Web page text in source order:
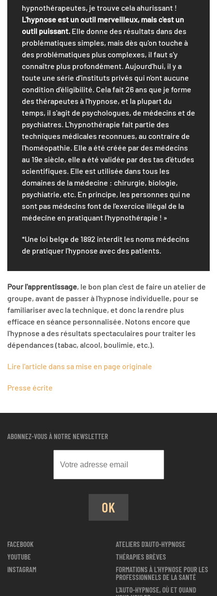
hypnothérapeutes, je trouve cela ahurissant !
L'hypnose est un outil merveilleux, mais c'est un
outil puissant. Elle donne des résultats dans des
problématiques simples, mais dès qu'on touche à
des problématiques plus complexes, il faut s'y
connaître plus profondément. Aujourd'hui, il y a
toute une série d'instituts privés qui n'ont aucune
condition d'éligibilité. Cela fait 26 ans que je forme
des thérapeutes à l'hypnose, et la plupart du
temps, il s'agit de psychologues, de médecins et de
psychiatres. L'hypnothérapie fait partie des
techniques médicales reconnues, au contraire de
l'homéopathie. Elle a été créée par des médecins
au 19e siècle, elle a été validée par des tas d'études
scientifiques. Elle est utilisée dans tous les
domaines de la médecine : chirurgie, biologie,
psychiatrie, etc. En principe, les personnes qui ne
sont pas médecins font de l'exercice illégal de la
médecine en pratiquant l'hypnothérapie ! »
*Une loi belge de 1892 interdit les noms médecins
de pratiquer l'hypnose avec des patients.
Pour l'apprentissage, le bon plan c'est de faire un atelier de
groupe, avant de passer à l'hypnose individuelle, pour se
familiariser avec la technique, et donc la rendre plus
efficace en séance personnalisée. Notons encore que
l'hypnose a des résultats spectaculaires pour traiter les
dépendances (tabac, alcool, boulimie, etc.).
Lire l'article dans sa mise en page originale
Presse écrite
ABONNEZ-VOUS À NOTRE NEWSLETTER
OK
FACEBOOK
YOUTUBE
INSTAGRAM
ATELIERS D'AUTO-HYPNOSE
THÉRAPIES BRÈVES
FORMATIONS À L'HYPNOSE POUR LES
PROFESSIONNELS DE LA SANTÉ
L'AUTO-HYPNOSE, OÙ ET QUAND